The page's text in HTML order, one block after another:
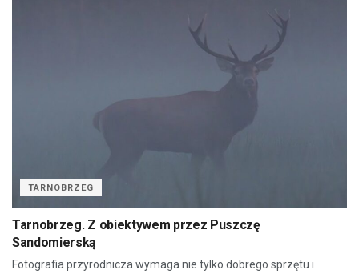
TARNOBRZEG
Tarnobrzeg. Z obiektywem przez Puszczę
Sandomierską
Fotografia przyrodnicza wymaga nie tylko dobrego sprzętu i